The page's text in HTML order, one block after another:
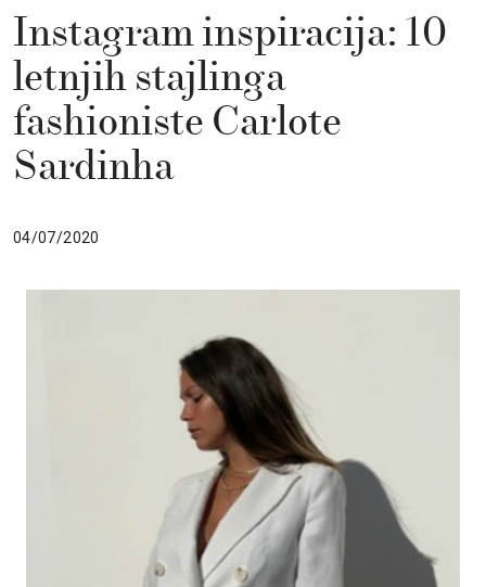
Instagram inspiracija: 10
letnjih stajlinga
fashioniste Carlote
Sardinha
04/07/2020